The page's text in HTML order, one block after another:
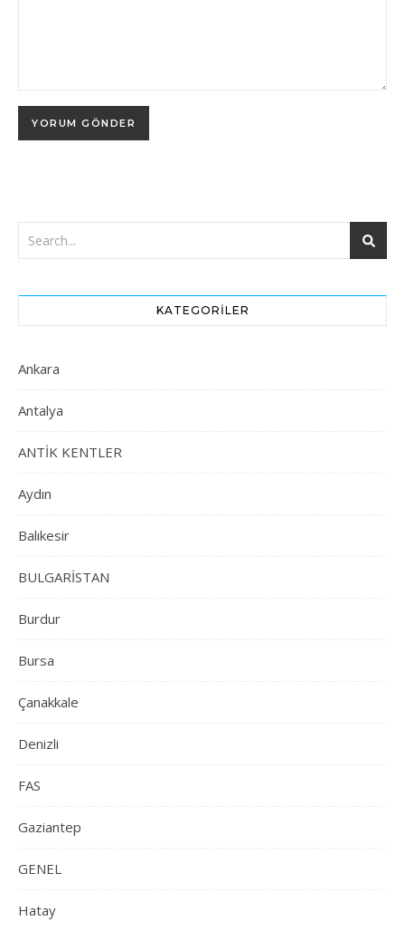
KATEGORILER
Ankara
Antalya
ANTİK KENTLER
Aydın
Balıkesir
BULGARİSTAN
Burdur
Bursa
Çanakkale
Denizli
FAS
Gaziantep
GENEL
Hatay